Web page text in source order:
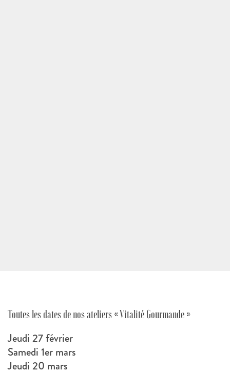
Toutes les dates de nos ateliers « Vitalité Gourmande »
Jeudi 27 février
Samedi 1er mars
Jeudi 20 mars